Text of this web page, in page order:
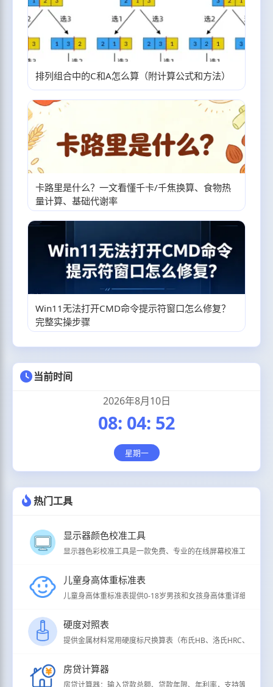
排列组合中的C和A怎么算（附计算公式和方法）
卡路里是什么？一文看懂千卡/千焦换算、食物热
量计算、基础代谢率
Win11无法打开CMD命令提示符窗口怎么修复？
完整实操步骤
当前时间
2026年8月10日
08: 04: 53
星期一
热门工具
显示器颜色校准工具
显示器色彩校准工具是一款免费、专业的在线屏幕校准工具，
儿童身高体重标准表
儿童身高体重标准表提供0-18岁男孩和女孩身高体重详细分级
硬度对照表
提供金属材料常用硬度标尺换算表（布氏HB、洛氏HRC、维氏
房贷计算器
房贷计算器：输入贷款总额、贷款年限、年利率，支持等额本